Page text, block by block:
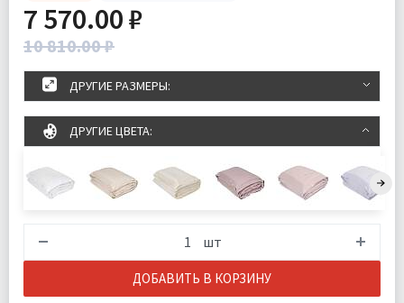
7 570.00 ₽
10 810.00 ₽
ДРУГИЕ РАЗМЕРЫ:
ДРУГИЕ ЦВЕТА:
шт
ДОБАВИТЬ В КОРЗИНУ